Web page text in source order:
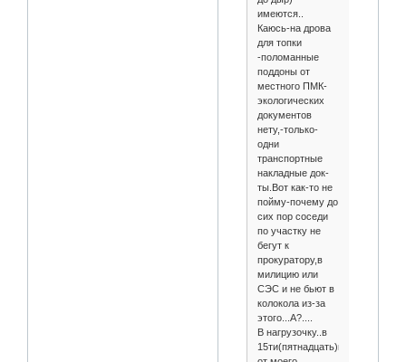
имеются..
Каюсь-на дрова
для топки
-поломанные
поддоны от
местного ПМК-
экологических
документов
нету,-только-
одни
транспортные
накладные док-
ты.Вот как-то не
пойму-почему до
сих пор соседи
по участку не
бегут к
прокуратору,в
милицию или
СЭС и не бьют в
колокола из-за
этого...А?....
В нагрузочку..в
15ти(пятнадцать)м!!!